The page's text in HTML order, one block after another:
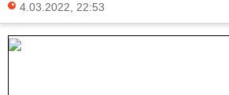
4.03.2022, 22:53